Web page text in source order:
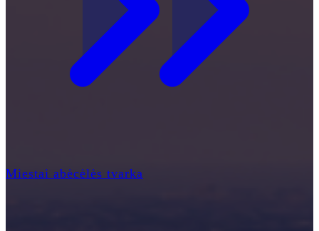
Miestai abėcėlės tvarka